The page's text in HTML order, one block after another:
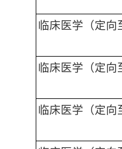
临床医学（定向
临床医学（定向
临床医学（定向